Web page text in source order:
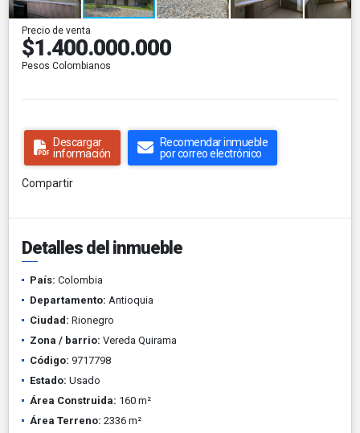
Precio de venta
$1.400.000.000
Pesos Colombianos
Descargar
información
Recomendar inmueble
por correo electrónico
Compartir
Detalles del inmueble
País: Colombia
Departamento: Antioquia
Ciudad: Rionegro
Zona / barrio: Vereda Quirama
Código: 9717798
Estado: Usado
Área Construida: 160 m²
Área Terreno: 2336 m²